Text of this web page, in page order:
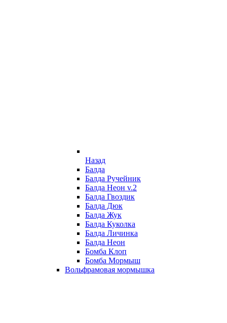
Назад
Балда
Балда Ручейник
Балда Неон v.2
Балда Гвоздик
Балда Дюк
Балда Жук
Балда Куколка
Балда Личинка
Балда Неон
Бомба Клоп
Бомба Мормыш
Вольфрамовая мормышка